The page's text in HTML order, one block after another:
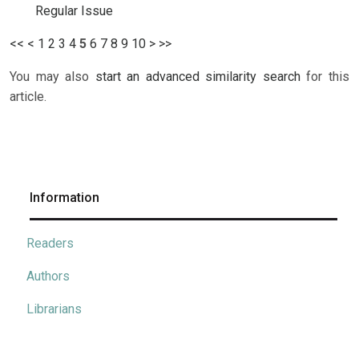
Regular Issue
<< < 1 2 3 4 5 6 7 8 9 10 > >>
You may also start an advanced similarity searchfor this
article.
Information
Readers
Authors
Librarians